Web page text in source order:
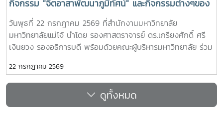
วิจัย (Research) การบริการสาธารณะและการพัฒนาชุมชน
(Public Service and Community Development) และธุรกิจ
การเกษตรและการเป็นผู้ประกอบการ (Agribusiness and
ผลกระทบอย่างเป็นรูปธรรมต่อการพัฒนาการเกษตรและชนบท
อย่างยั่งยืน โดยในปีนี้ การมอบรางวัล OSSA Awards 2026 มี
ความสำคัญเป็นพิเศษ เนื่องจากจัดขึ้นในวาระเฉลิมฉลอง ครบ
รอบ 60 ปีของ SEARCA ซึ่งเป็นองค์กรระดับภูมิภาคภายใต้ the
กิจกรรม "จิตอาสาพัฒนาภูมิทัศน์" และกิจกรรมต่างๆของ
อำเภอสันทราย
วันพุธที่ 22 กรกฎาคม 2569 ที่สำนักงานมหาวิทยาลัย
มหาวิทยาลัยแม่โจ้ นำโดย รองศาสตราจารย์ ดร.เกรียงศักดิ์ ศรี
เงินยวง รองอธิการบดี พร้อมด้วยคณะผู้บริหารมหาวิทยาลัย ร่วม
100 แพ็ค เพื่อใช้ในกิจกรรม “จิตอาสาพัฒนาภูมิทัศน์ อำเภอ
สันทราย จังหวัดเชียงใหม่” ซึ่งจัดขึ้นเนื่องในโอกาสวันสำคัญของ
ชาติไทย เพื่อเฉลิมพระเกียรติพระบาทสมเด็จพระเจ้าอยู่หัว เนื่องใน
โอกาสวันเฉลิมพระชนมพรรษา 28 กรกฎาคม 2569 พร้อมทั้ง
22 กรกฎาคม 2569
ดูทั้งหมด